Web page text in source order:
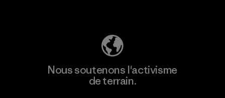
Nous soutenons l'activisme
de terrain.